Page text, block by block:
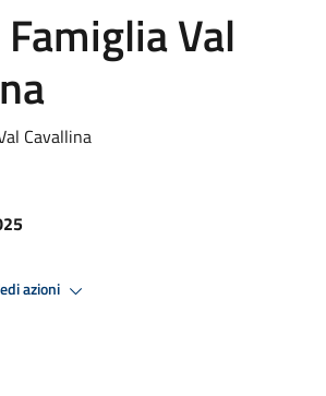
Val
Cavallina
azioni